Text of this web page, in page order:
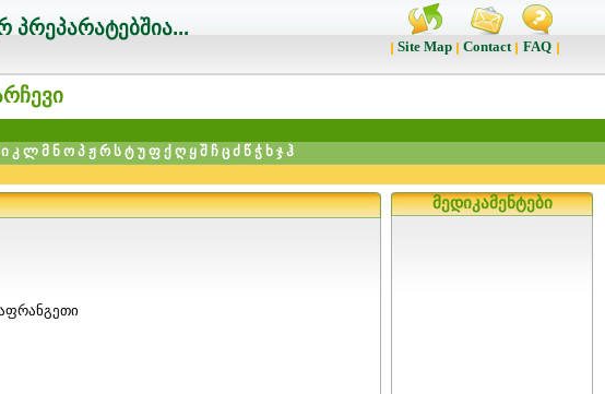
პრეპარატებშია...
Site Map Contact FAQ
ი კ ლ მ ნ ო პ ჟ რ ს ტ უ ფ ქ ღ ყ შ ჩ ც ძ წ ჭ ხ ჯ ჰ
მედიკამენტები